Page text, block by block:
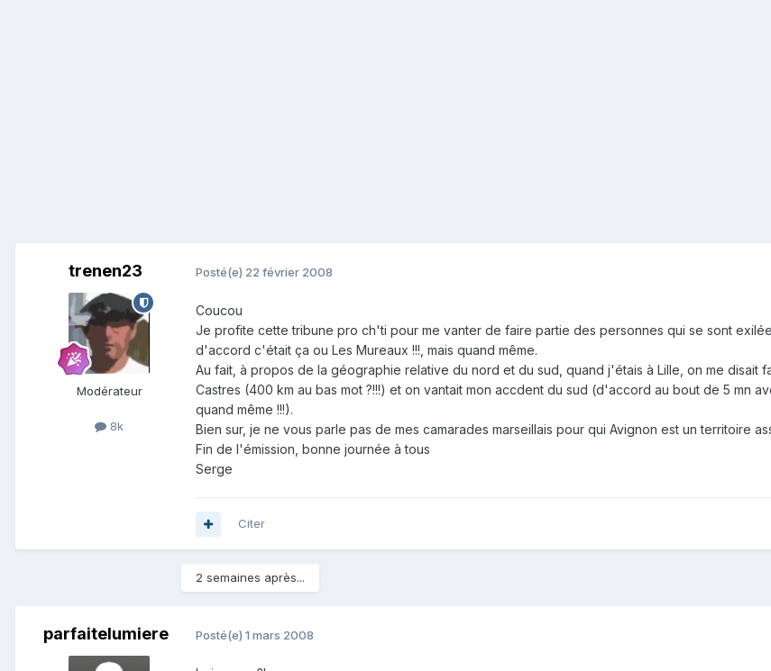
trenen23
Modérateur
8k
Posté(e) 22 février 2008
Coucou
Je profite cette tribune pro ch'ti pour me vanter de faire partie des personnes qui se sont
d'accord c'était ça ou Les Mureaux !!!, mais quand même.
Au fait, à propos de la géographie relative du nord et du sud, quand j'étais à Lille, on me disait
Castres (400 km au bas mot ?!!!) et on vantait mon accdent du sud (d'accord au bout de 5 mn
quand même !!!).
Bien sur, je ne vous parle pas de mes camarades marseillais pour qui Avignon est un territoire
Fin de l'émission, bonne journée à tous
Serge
Citer
2 semaines après...
parfaitelumiere Posté(e) 1 mars 2008